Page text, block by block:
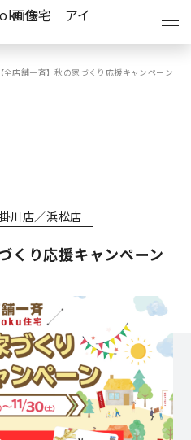
キャンペーン
定休日／年末年始
話をかける
【全店舗一斉】秋の家づくり応援キャンペーン
川店／浜松店
くり応援キャンペーン